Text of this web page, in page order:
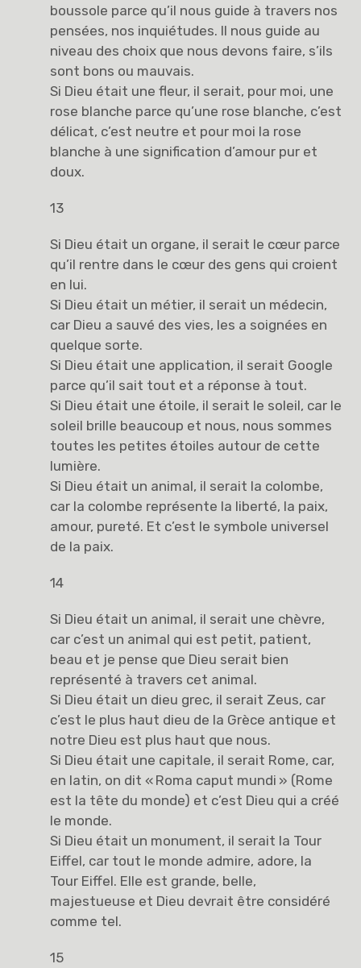
boussole parce qu’il nous guide à travers nos
pensées, nos inquiétudes. Il nous guide au
niveau des choix que nous devons faire, s’ils
sont bons ou mauvais.
Si Dieu était une fleur, il serait, pour moi, une
rose blanche parce qu’une rose blanche, c’est
délicat, c’est neutre et pour moi la rose
blanche à une signification d’amour pur et
doux.
13
Si Dieu était un organe, il serait le cœur parce
qu’il rentre dans le cœur des gens qui croient
en lui.
Si Dieu était un métier, il serait un médecin,
car Dieu a sauvé des vies, les a soignées en
quelque sorte.
Si Dieu était une application, il serait Google
parce qu’il sait tout et a réponse à tout.
Si Dieu était une étoile, il serait le soleil, car le
soleil brille beaucoup et nous, nous sommes
toutes les petites étoiles autour de cette
lumière.
Si Dieu était un animal, il serait la colombe,
car la colombe représente la liberté, la paix,
amour, pureté. Et c’est le symbole universel
de la paix.
14
Si Dieu était un animal, il serait une chèvre,
car c’est un animal qui est petit, patient,
beau et je pense que Dieu serait bien
représenté à travers cet animal.
Si Dieu était un dieu grec, il serait Zeus, car
c’est le plus haut dieu de la Grèce antique et
notre Dieu est plus haut que nous.
Si Dieu était une capitale, il serait Rome, car,
en latin, on dit « Roma caput mundi » (Rome
est la tête du monde) et c’est Dieu qui a créé
le monde.
Si Dieu était un monument, il serait la Tour
Eiffel, car tout le monde admire, adore, la
Tour Eiffel. Elle est grande, belle,
majestueuse et Dieu devrait être considéré
comme tel.
15